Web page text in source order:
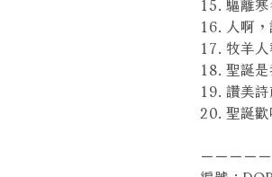
16. 人啊
17. 牧羊
18. 聖誕
19. 讚美
20. 聖誕
－－－－